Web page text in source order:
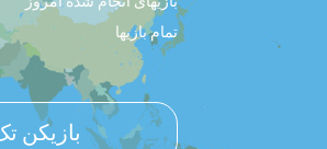
تمام بازیها
بازیکن